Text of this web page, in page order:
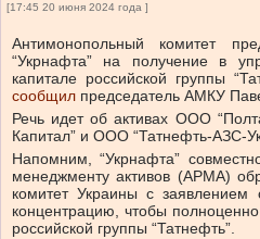
[17:45 20 июня 2024 года ]
Антимонопольный комитет
“Укрнафта” на получение в
капитале российской группы
сообщил председатель АМКУ
Речь идет об активах ООО
Капитал” и ООО “Татнефть-АЗС-
Напомним, “Укрнафта”
менеджменту активов (АРМА)
комитет Украины с
концентрацию, чтобы
российской группы “Татнефть”.